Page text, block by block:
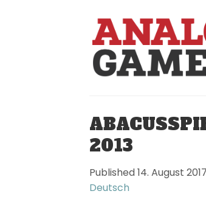
2013
Published14. August 2017
Deutsch